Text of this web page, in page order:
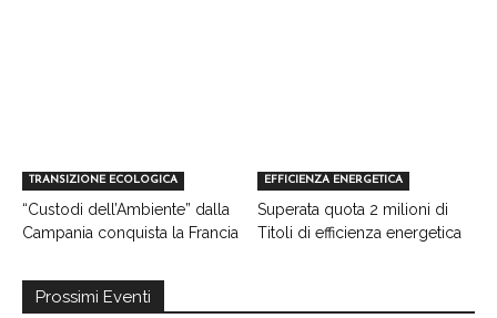
TRANSIZIONE ECOLOGICA
“Custodi dell’Ambiente” dalla
Campania conquista la Francia
EFFICIENZA ENERGETICA
Superata quota 2 milioni di
Titoli di efficienza energetica
Prossimi Eventi